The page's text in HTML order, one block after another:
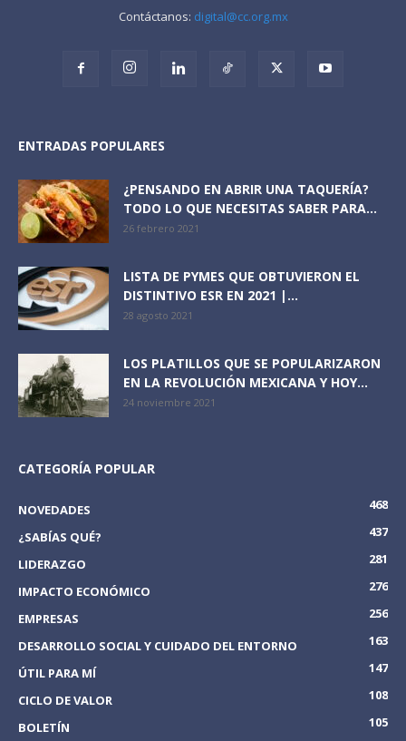
Contáctanos: digital@cc.org.mx
ENTRADAS POPULARES
¿PENSANDO EN ABRIR UNA TAQUERÍA?
TODO LO QUE NECESITAS SABER PARA...
26 febrero 2021
LISTA DE PYMES QUE OBTUVIERON EL
DISTINTIVO ESR EN 2021 |...
28 agosto 2021
LOS PLATILLOS QUE SE POPULARIZARON
EN LA REVOLUCIÓN MEXICANA Y HOY...
24 noviembre 2021
CATEGORÍA POPULAR
NOVEDADES
468
¿SABÍAS QUÉ?
437
LIDERAZGO
281
IMPACTO ECONÓMICO
276
EMPRESAS
256
DESARROLLO SOCIAL Y CUIDADO DEL ENTORNO
163
ÚTIL PARA MÍ
147
CICLO DE VALOR
108
BOLETÍN
105